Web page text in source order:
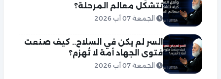
تتشكل معالم المرحلة؟
الجمعة 07 آب 2026
السر لم يكن في السلاح.. كيف صنعت
فتوى الجهاد أمة لا تُهزم؟
الجمعة 07 آب 2026